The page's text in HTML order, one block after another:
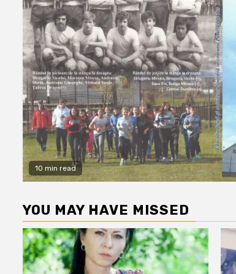
10 min read
YOU MAY HAVE MISSED